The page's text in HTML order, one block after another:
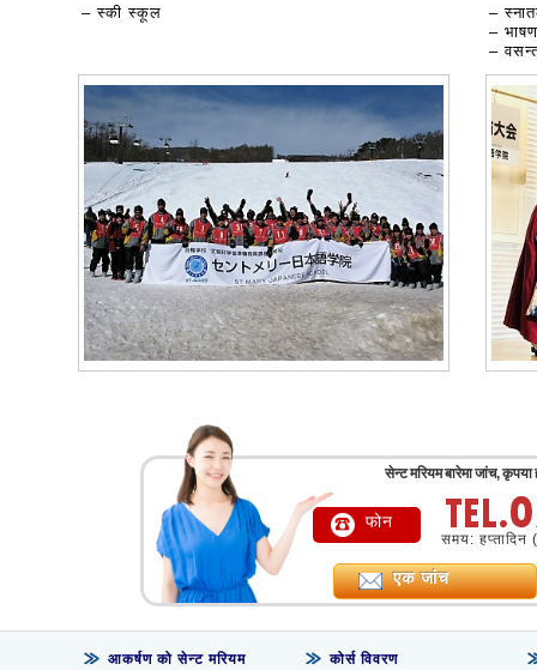
– स्की स्कूल
–
– भाषण
–
सेन्ट मरियम बारेमा जांच, कृपया
फोन
समय: हप्तादिन
एक जांच
आकर्षण को सेन्ट मरियम कोर्स विवरण